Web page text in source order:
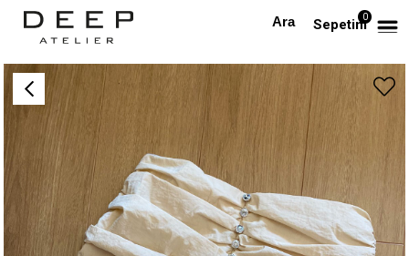
Sepetim0
Anasayfa Kristal Düğmeli Drapeli Mini Etek